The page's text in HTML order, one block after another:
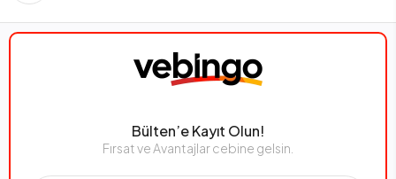
Bülten’e Kayıt Olun!
Fırsat ve Avantajlar cebine gelsin.